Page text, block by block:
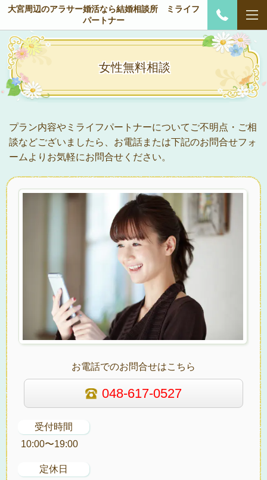
大宮周辺のアラサー婚活なら結婚相談所 ミライフ
パートナー
女性無料相談
プラン内容やミライフパートナーについてご不明点・ご相
談などございましたら、お電話または下記のお問合せフォ
ームよりお気軽にお問合せください。
お電話でのお問合せはこちら
048-617-0527
受付時間
10:00〜19:00
定休日